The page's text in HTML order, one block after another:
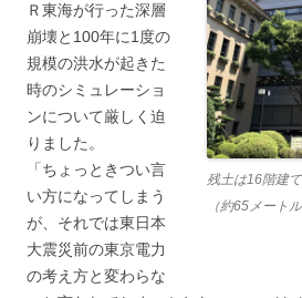
残土は16階建
（約65メート
Ｒ東海が行った深層
崩壊と100年に1度の
規模の洪水が起きた
時のシミュレーショ
ンについて厳しく迫
りました。
「ちょっときつい言
い方になってしまう
が、それでは東日本
大震災前の東京電力
の考え方と変わらな